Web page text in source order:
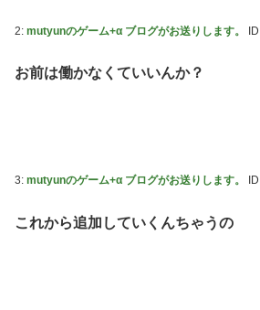
海外「日本なんて行くんじゃなかっ
LIAR GAME -ライアーゲーム- 第17
【画像】 YouTubeコメント欄、キレ
2: mutyunのゲーム+α ブログがお送りします。
お前は働かなくていいんか？
3: mutyunのゲーム+α ブログがお送りします。
これから追加していくんちゃうの